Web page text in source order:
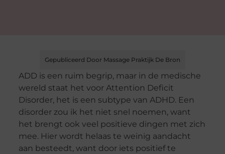
Gepubliceerd Door Massage Praktijk De Bron
ADD is een ruim begrip, maar in de medische
wereld staat het voor Attention Deficit
Disorder, het is een subtype van ADHD. Een
disorder zou ik het niet snel noemen, want
het brengt ook veel positieve dingen met zich
mee. Hier wordt helaas te weinig aandacht
aan besteedt, want door iets positief te